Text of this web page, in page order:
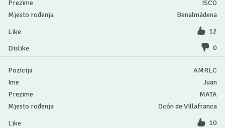
ISCO
Benalmádena
12
0
AMRLC
Juan
MATA
Ocón de Villafranca
10